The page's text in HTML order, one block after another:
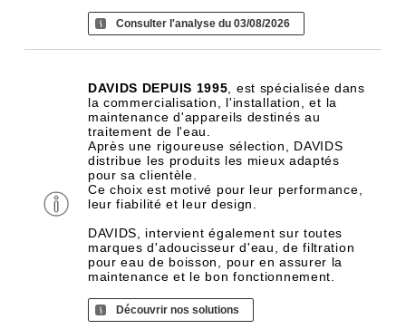
Consulter l'analyse du 03/08/2026
DAVIDS DEPUIS 1995 , est spécialisée dans
la commercialisation, l'installation, et la
maintenance d'appareils destinés au
traitement de l'eau.
Après une rigoureuse sélection, DAVIDS
distribue les produits les mieux adaptés
pour sa clientèle.
Ce choix est motivé pour leur performance,
leur fiabilité et leur design.
DAVIDS, intervient également sur toutes
marques d'adoucisseur d'eau, de filtration
pour eau de boisson, pour en assurer la
maintenance et le bon fonctionnement.
Découvrir nos solutions